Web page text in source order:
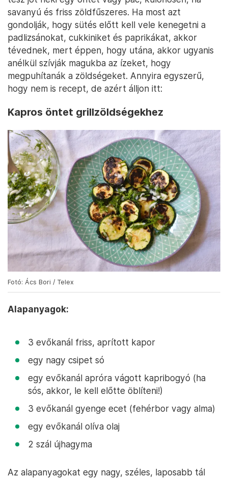
savanyú és friss zöldfűszeres. Ha most azt
gondolják, hogy sütés előtt kell vele kenegetni a
padlizsánokat, cukkiniket és paprikákat, akkor
tévednek, mert éppen, hogy utána, akkor ugyanis
anélkül szívják magukba az ízeket, hogy
megpuhítanák a zöldségeket. Annyira egyszerű,
hogy nem is recept, de azért álljon itt:
Kapros öntet grillzöldségekhez
Fotó: Ács Bori / Telex
Alapanyagok:
3 evőkanál friss, aprított kapor
egy nagy csipet só
egy evőkanál apróra vágott kapribogyó (ha
sós, akkor, le kell előtte öblíteni!)
3 evőkanál gyenge ecet (fehérbor vagy alma)
egy evőkanál olíva olaj
2 szál újhagyma
Az alapanyagokat egy nagy, széles, laposabb tál